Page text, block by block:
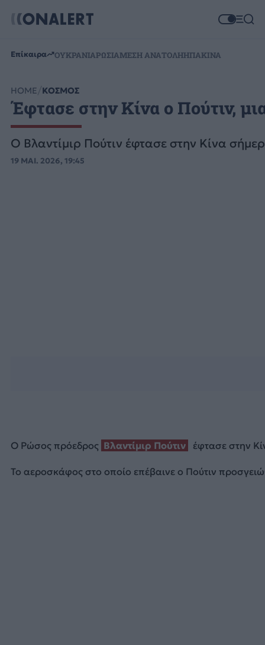
Επίκαιρα ΟΥΚΡΑΝΙΑΡΩΣΙΑΜΕΣΗ ΑΝΑΤΟΛΗΗΠΑΚΙΝΑ
HOME ΚΟΣΜΟΣ
Έφτασε στην Κίνα ο Πούτιν,
Ο Βλαντίμιρ Πούτιν έφτασε στην Κίνα
19 ΜΑΙ. 2026, 19:45
Ο Ρώσος πρόεδρος Βλαντίμιρ Πούτιν έφτασε στην
Το αεροσκάφος στο οποίο επέβαινε ο Πούτιν